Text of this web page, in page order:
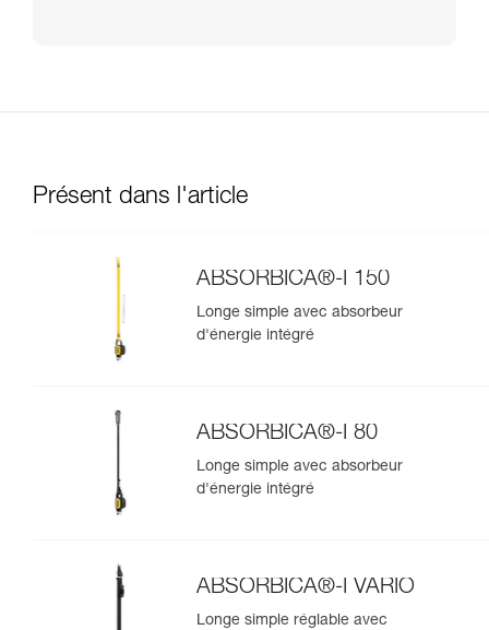
Présent dans l'article
ABSORBICA®-I 150
Longe simple avec absorbeur
d'énergie intégré
ABSORBICA®-I 80
Longe simple avec absorbeur
d'énergie intégré
ABSORBICA®-I VARIO
Longe simple réglable avec